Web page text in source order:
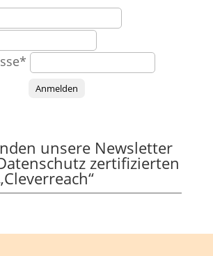
Anmelden
unsere Newsletter
zertifizierten